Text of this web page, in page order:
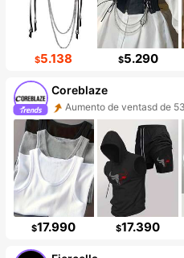
$5.138 $5.290
Coreblaze
Aumento de ventasd de
Incremento de seguidores
$17.990 $17.390